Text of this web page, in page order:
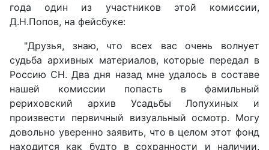
года один из участников этой комиссии,
Д.Н.Попов, на фейсбуке:
"Друзья, знаю, что всех вас очень волнует
судьба архивных материалов, которые передал в
Россию СН. Два дня назад мне удалось в составе
нашей комиссии попасть в фамильный
рериховский архив Усадьбы Лопухиных и
произвести первичный визуальный осмотр. Могу
довольно уверенно заявить, что в целом этот фонд
находится как будто в сохранности и наличии.